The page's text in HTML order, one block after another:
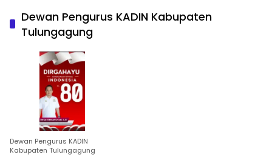
Dewan Pengurus KADIN Kabupaten
Tulungagung
Dewan Pengurus KADIN
Kabupaten Tulungagung